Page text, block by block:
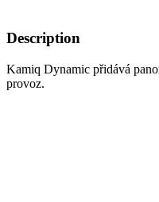
Description
Kamiq Dynamic přidává
provoz.